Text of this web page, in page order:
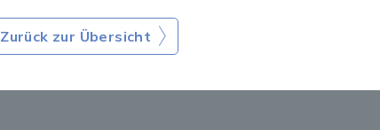
Zurück zur Übersicht